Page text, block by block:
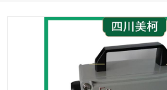
成都冻库，成都冻库价格 绵
德阳冻库安装，德阳冷库 广
价
南充冻库设计,南充冻库安 遂